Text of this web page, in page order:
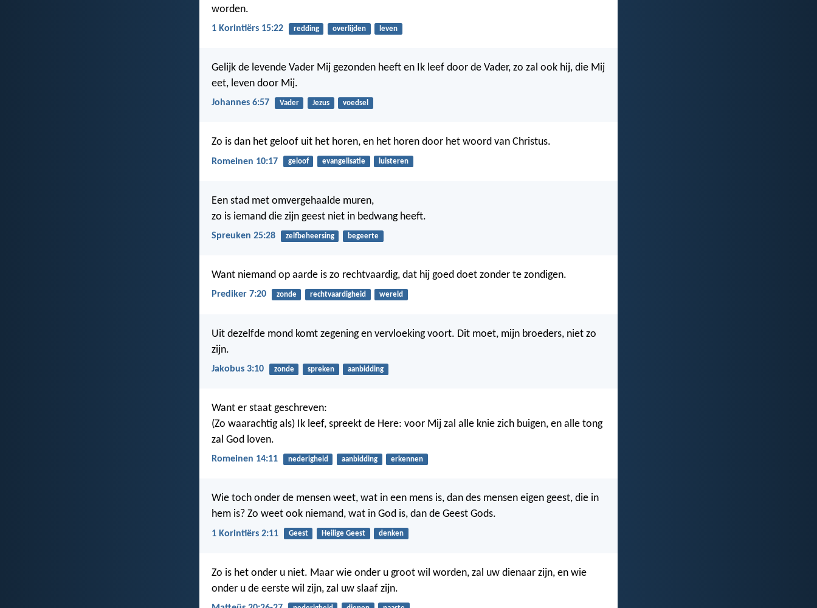
worden.
1 Korintiërs 15:22 redding overlijden leven
Gelijk de levende Vader Mij gezonden heeft en Ik leef door de Vader, zo zal ook hij, die Mij
eet, leven door Mij.
Johannes 6:57 Vader Jezus voedsel
Zo is dan het geloof uit het horen, en het horen door het woord van Christus.
Romeinen 10:17 geloof evangelisatie luisteren
Een stad met omvergehaalde muren,
zo is iemand die zijn geest niet in bedwang heeft.
Spreuken 25:28 zelfbeheersing begeerte
Want niemand op aarde is zo rechtvaardig, dat hij goed doet zonder te zondigen.
Prediker 7:20 zonde rechtvaardigheid wereld
Uit dezelfde mond komt zegening en vervloeking voort. Dit moet, mijn broeders, niet zo
zijn.
Jakobus 3:10 zonde spreken aanbidding
Want er staat geschreven:
(Zo waarachtig als) Ik leef, spreekt de Here: voor Mij zal alle knie zich buigen, en alle tong
zal God loven.
Romeinen 14:11 nederigheid aanbidding erkennen
Wie toch onder de mensen weet, wat in een mens is, dan des mensen eigen geest, die in
hem is? Zo weet ook niemand, wat in God is, dan de Geest Gods.
1 Korintiërs 2:11 Geest Heilige Geest denken
Zo is het onder u niet. Maar wie onder u groot wil worden, zal uw dienaar zijn, en wie
onder u de eerste wil zijn, zal uw slaaf zijn.